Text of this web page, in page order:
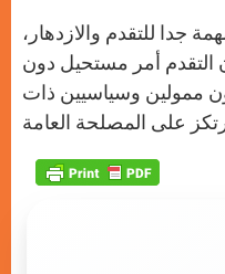
جدا للتقدم والازدهار،
التقدم أمر مستحيل دون
ممولين وسياسيين ذات